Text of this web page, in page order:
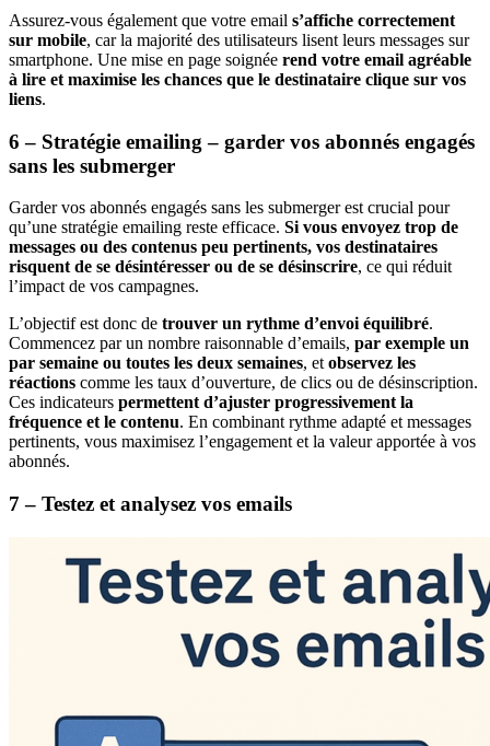
Assurez-vous également que votre email s’affiche correctement
sur mobile, car la majorité des utilisateurs lisent leurs messages sur
smartphone. Une mise en page soignée rend votre email agréable
à lire et maximise les chances que le destinataire clique sur vos
liens.
6 – Stratégie emailing – garder vos abonnés engagés
sans les submerger
Garder vos abonnés engagés sans les submerger est crucial pour
qu’une stratégie emailing reste efficace. Si vous envoyez trop de
messages ou des contenus peu pertinents, vos destinataires
risquent de se désintéresser ou de se désinscrire, ce qui réduit
l’impact de vos campagnes.
L’objectif est donc de trouver un rythme d’envoi équilibré.
Commencez par un nombre raisonnable d’emails, par exemple un
par semaine ou toutes les deux semaines, et observez les
réactions comme les taux d’ouverture, de clics ou de désinscription.
Ces indicateurs permettent d’ajuster progressivement la
fréquence et le contenu. En combinant rythme adapté et messages
pertinents, vous maximisez l’engagement et la valeur apportée à vos
abonnés.
7 – Testez et analysez vos emails